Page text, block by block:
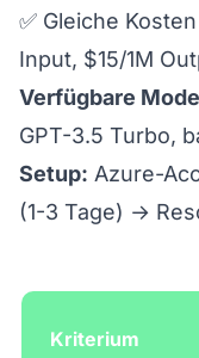
✅ Gleiche
Input, $15/1M
Verfügbare
GPT-3.5 Turbo,
Setup: Azure-
(1-3 Tage) →
Kriterium